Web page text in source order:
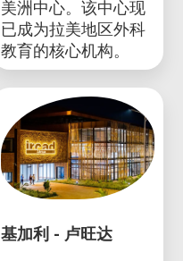
美洲中心。该中心现
已成为拉美地区外科
教育的核心机构。
基加利 - 卢旺达